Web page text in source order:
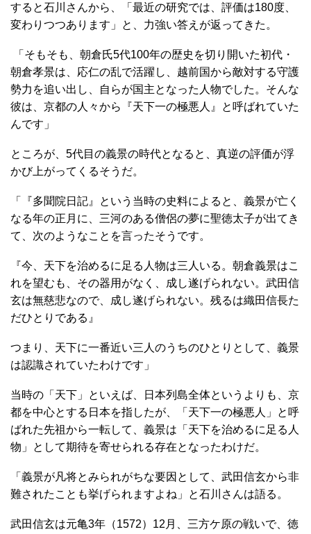
すると石川さんから、「最近の研究では、評価は180度、
変わりつつあります」と、力強い答えが返ってきた。
「そもそも、朝倉氏5代100年の歴史を切り開いた初代・
朝倉孝景は、応仁の乱で活躍し、越前国から敵対する守護
勢力を追い出し、自らが国主となった人物でした。そんな
彼は、京都の人々から『天下一の極悪人』と呼ばれていた
んです」
ところが、5代目の義景の時代となると、真逆の評価が浮
かび上がってくるそうだ。
「『多聞院日記』という当時の史料によると、義景が亡く
なる年の正月に、三河のある僧侶の夢に聖徳太子が出てき
て、次のようなことを言ったそうです。
『今、天下を治めるに足る人物は三人いる。朝倉義景はこ
れを望むも、その器用がなく、成し遂げられない。武田信
玄は無慈悲なので、成し遂げられない。残るは織田信長た
だひとりである』
つまり、天下に一番近い三人のうちのひとりとして、義景
は認識されていたわけです」
当時の「天下」といえば、日本列島全体というよりも、京
都を中心とする日本を指したが、「天下一の極悪人」と呼
ばれた先祖から一転して、義景は「天下を治めるに足る人
物」として期待を寄せられる存在となったわけだ。
「義景が凡将とみられがちな要因として、武田信玄から非
難されたことも挙げられますよね」と石川さんは語る。
武田信玄は元亀3年（1572）12月、三方ケ原の戦いで、徳